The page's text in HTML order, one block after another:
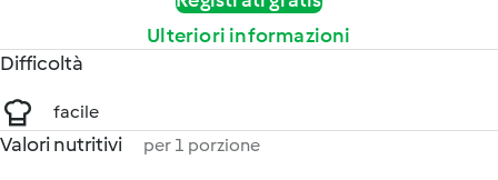
Ulteriori informazioni
Difficoltà
facile
Valori nutritivi per 1 porzione